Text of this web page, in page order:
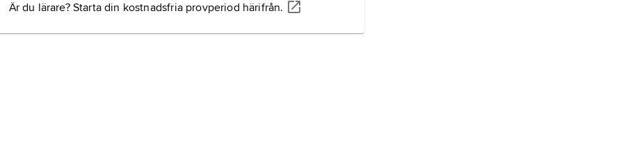
Är du lärare? Starta din kostnadsfria provperiod härifrån.